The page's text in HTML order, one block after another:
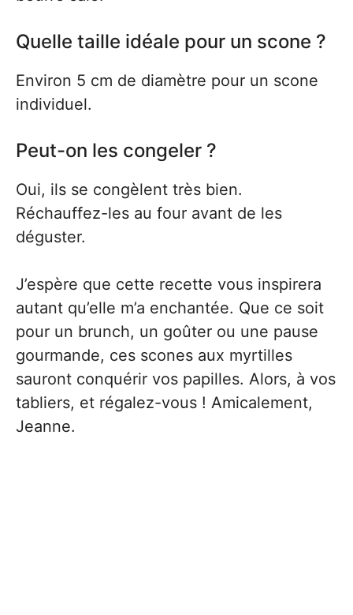
Quelle taille idéale pour un scone ?
Environ 5 cm de diamètre pour un scone
individuel.
Peut-on les congeler ?
Oui, ils se congèlent très bien.
Réchauffez-les au four avant de les
déguster.
J’espère que cette recette vous inspirera
autant qu’elle m’a enchantée. Que ce soit
pour un brunch, un goûter ou une pause
gourmande, ces scones aux myrtilles
sauront conquérir vos papilles. Alors, à vos
tabliers, et régalez-vous ! Amicalement,
Jeanne.